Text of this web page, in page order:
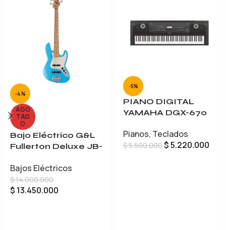
-4%
AGO
TAD
O
Bajo Eléctrico G&L
Fullerton Deluxe JB-
Bajos Eléctricos
$14.000.000
$ 13.450.000
-5%
PIANO DIGITAL
YAMAHA DGX-670
Pianos, Teclados
$5.500.000$5.220.000